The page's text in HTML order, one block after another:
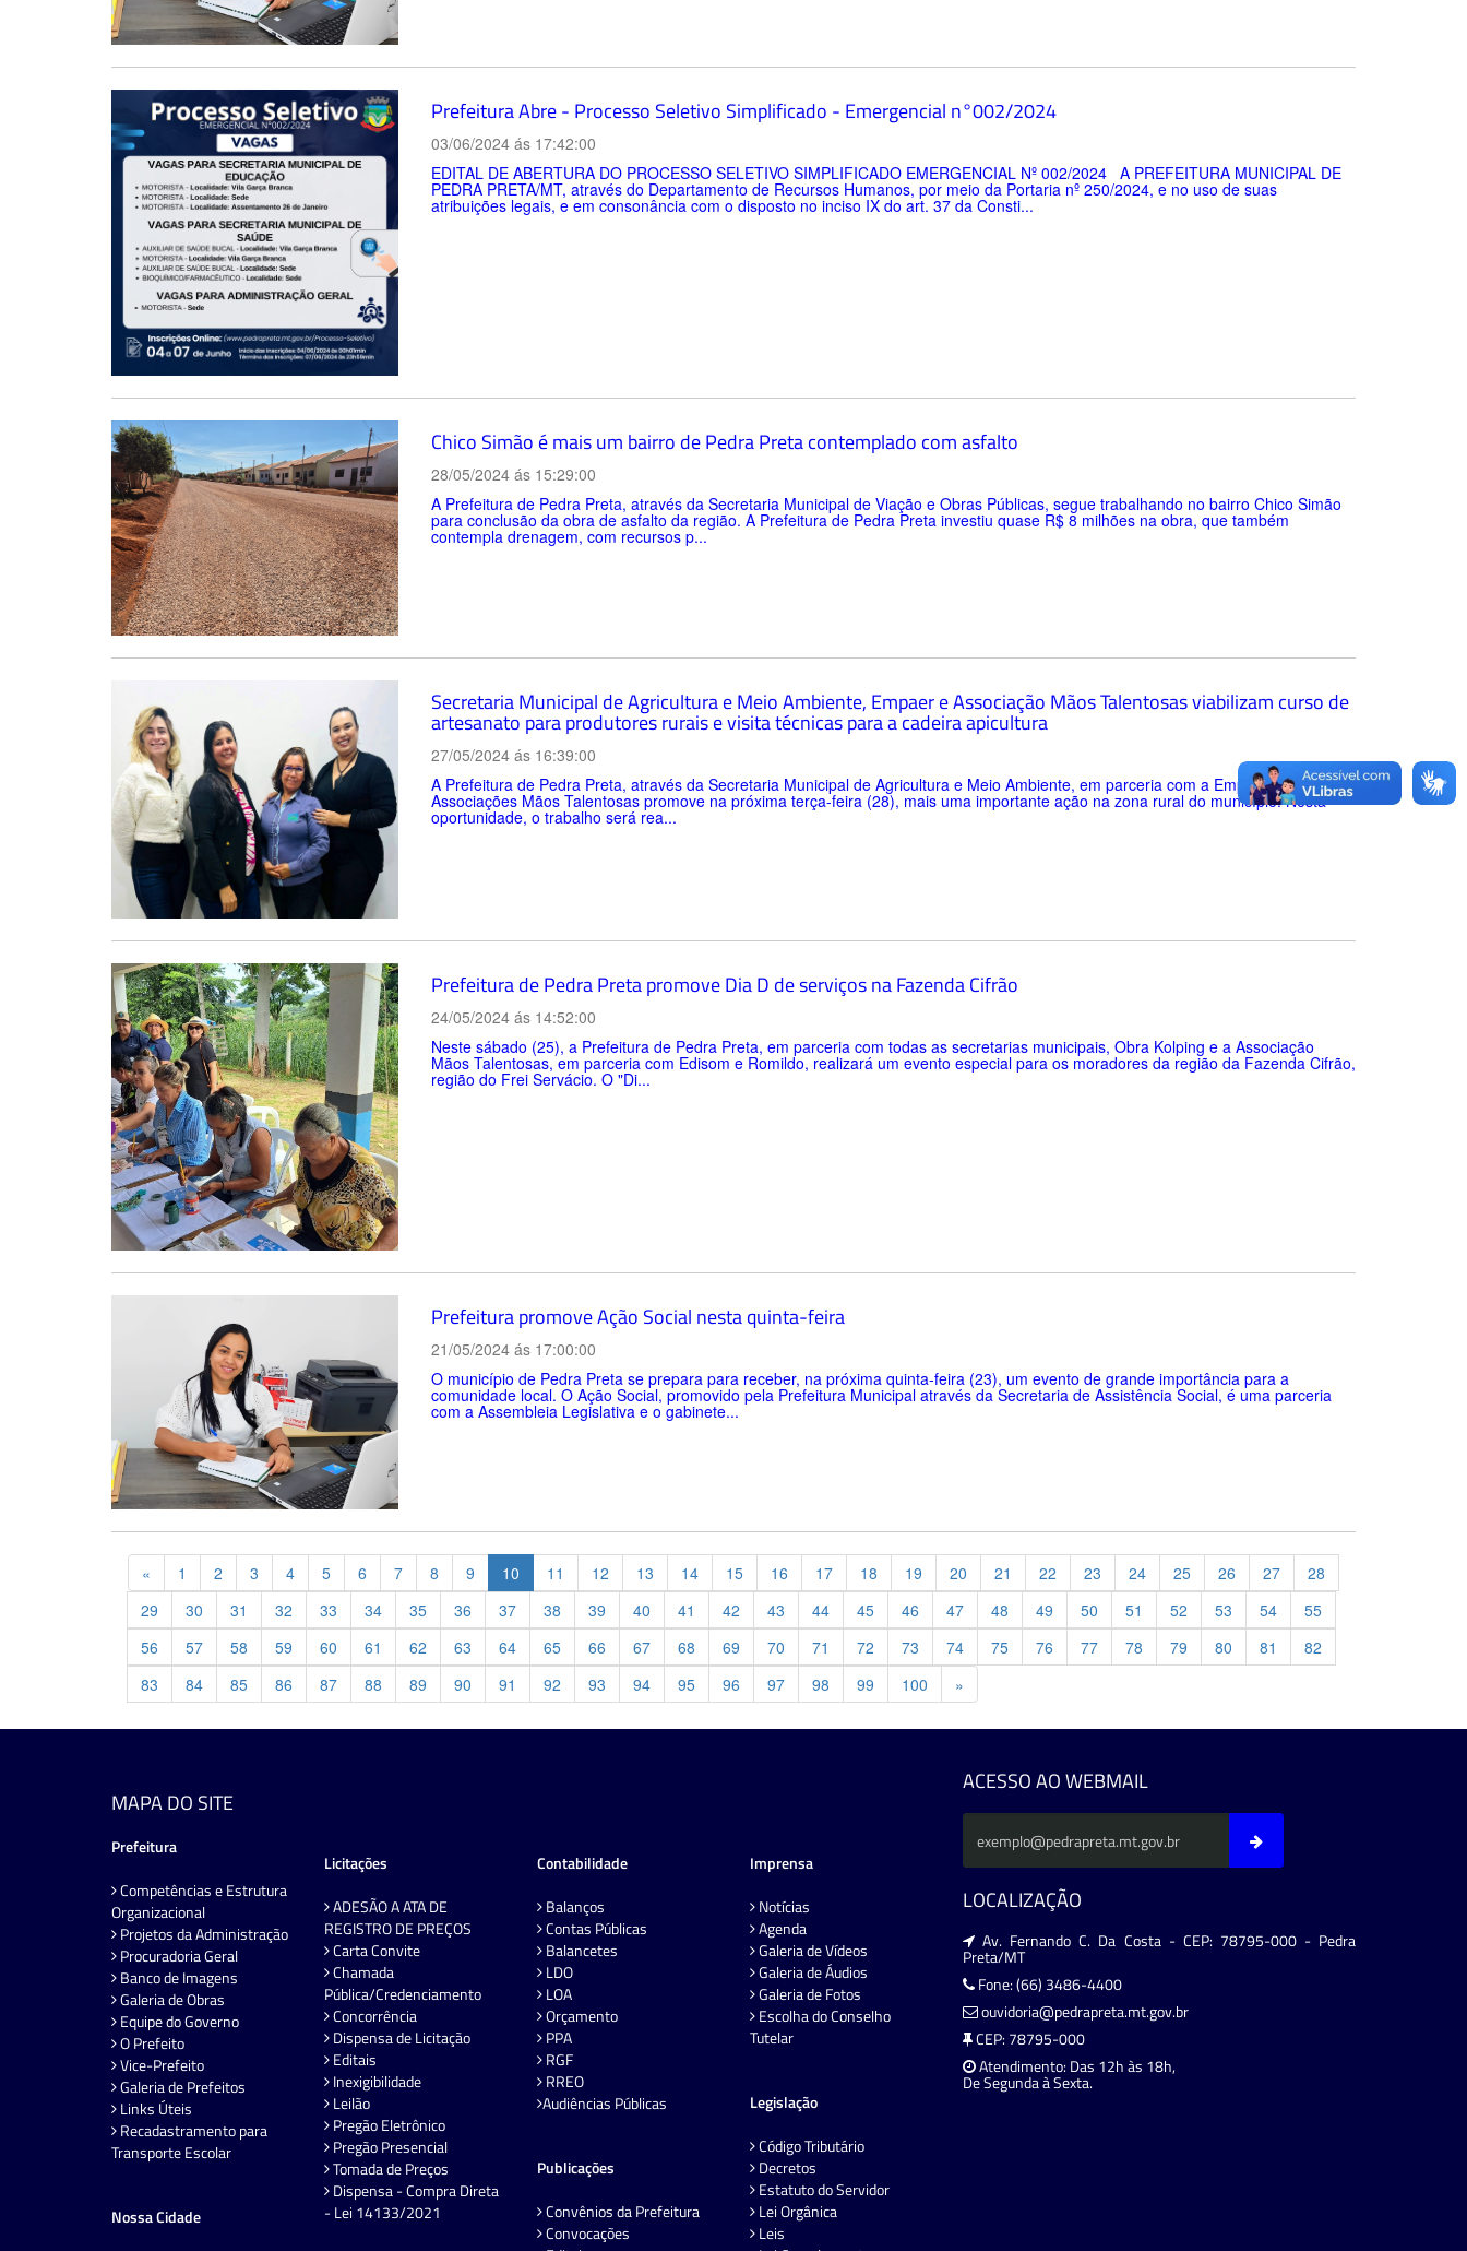
Prefeitura Abre - Processo Seletivo Simplificado - Emergencial n°002/2024
03/06/2024 ás 17:42:00
EDITAL DE ABERTURA DO PROCESSO SELETIVO SIMPLIFICADO EMERGENCIAL Nº 002/2024 A PREFEITURA MUNICIPAL DE
PEDRA PRETA/MT, através do Departamento de Recursos Humanos, por meio da Portaria nº 250/2024, e no uso de suas
atribuições legais, e em consonância com o disposto no inciso IX do art. 37 da Consti...
Chico Simão é mais um bairro de Pedra Preta contemplado com asfalto
28/05/2024 ás 15:29:00
A Prefeitura de Pedra Preta, através da Secretaria Municipal de Viação e Obras Públicas, segue trabalhando no bairro Chico Simão
para conclusão da obra de asfalto da região. A Prefeitura de Pedra Preta investiu quase R$ 8 milhões na obra, que também
contempla drenagem, com recursos p...
Secretaria Municipal de Agricultura e Meio Ambiente, Empaer e Associação Mãos Talentosas viabilizam curso de
artesanato para produtores rurais e visita técnicas para a cadeira apicultura
27/05/2024 ás 16:39:00
A Prefeitura de Pedra Preta, através da Secretaria Municipal de Agricultura e Meio Ambiente, em parceria com a Empaer e
Associações Mãos Talentosas promove na próxima terça-feira (28), mais uma importante ação na zona rural do município. Nesta
oportunidade, o trabalho será rea...
Prefeitura de Pedra Preta promove Dia D de serviços na Fazenda Cifrão
24/05/2024 ás 14:52:00
Neste sábado (25), a Prefeitura de Pedra Preta, em parceria com todas as secretarias municipais, Obra Kolping e a Associação
Mãos Talentosas, em parceria com Edisom e Romildo, realizará um evento especial para os moradores da região da Fazenda Cifrão,
região do Frei Servácio. O "Di...
Prefeitura promove Ação Social nesta quinta-feira
21/05/2024 ás 17:00:00
O município de Pedra Preta se prepara para receber, na próxima quinta-feira (23), um evento de grande importância para a
comunidade local. O Ação Social, promovido pela Prefeitura Municipal através da Secretaria de Assistência Social, é uma parceria
com a Assembleia Legislativa e o gabinete...
« Previous
1 2 3 4 5 6 7 8 9 10 11 12 13 14 15 16 17 18 19 20 21 22 23 24 25 26 27
28
29
30 31 32 33 34 35 36 37 38 39 40 41 42 43 44 45 46 47 48 49 50 51 52 53 54
55
56
57 58 59 60 61 62 63 64 65 66 67 68 69 70 71 72 73 74 75 76 77 78 79 80 81
82
83
84 85 86 87 88 89 90 91 92 93 94 95 96 97 98 99 100 »
MAPA DO SITE
Prefeitura
Competências e Estrutura
Organizacional
Projetos da Administração
Procuradoria Geral
Banco de Imagens
Galeria de Obras
Equipe do Governo
O Prefeito
Vice-Prefeito
Galeria de Prefeitos
Links Úteis
Recadastramento para
Transporte Escolar
Nossa Cidade
Licitações
ADESÃO A ATA DE
REGISTRO DE PREÇOS
Carta Convite
Chamada
Pública/Credenciamento
Concorrência
Dispensa de Licitação
Editais
Inexigibilidade
Leilão
Pregão Eletrônico
Pregão Presencial
Tomada de Preços
Dispensa - Compra Direta
- Lei 14133/2021
Contabilidade
Balanços
Contas Públicas
Balancetes
LDO
LOA
Orçamento
PPA
RGF
RREO
Audiências Públicas
Publicações
Convênios da Prefeitura
Convocações
Imprensa
Notícias
Agenda
Galeria de Vídeos
Galeria de Áudios
Galeria de Fotos
Escolha do Conselho
Tutelar
Legislação
Código Tributário
Decretos
Estatuto do Servidor
Lei Orgânica
Leis
ACESSO AO WEBMAIL
LOCALIZAÇÃO
Av. Fernando C. Da Costa - CEP: 78795-000 - Pedra
Preta/MT
Fone: (66) 3486-4400
ouvidoria@pedrapreta.mt.gov.br
CEP: 78795-000
Atendimento: Das 12h às 18h,
De Segunda à Sexta.